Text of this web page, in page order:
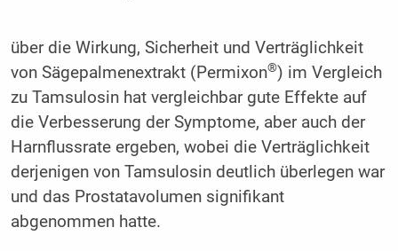
über die Wirkung, Sicherheit und Verträglichkeit
von Sägepalmenextrakt (Permixon®) im Vergleich
zu Tamsulosin hat vergleichbar gute Effekte auf
die Verbesserung der Symptome, aber auch der
Harnflussrate ergeben, wobei die Verträglichkeit
derjenigen von Tamsulosin deutlich überlegen war
und das Prostatavolumen signifikant
abgenommen hatte.